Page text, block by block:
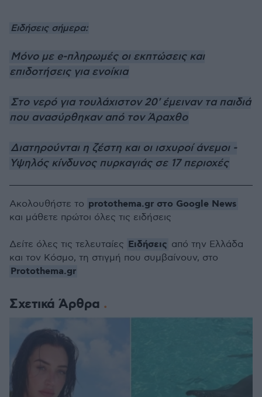
Ειδήσεις σήμερα:
Μόνο με e-πληρωμές οι εκπτώσεις και
επιδοτήσεις για ενοίκια
Στο νερό για τουλάχιστον 20' έμειναν τα παιδιά
που ανασύρθηκαν από τον Άραχθο
Διατηρούνται η ζέστη και οι ισχυροί άνεμοι -
Υψηλός κίνδυνος πυρκαγιάς σε 17 περιοχές
Σχετικά Άρθρα
Ακολουθήστε το protothema.gr στο Google News
και μάθετε πρώτοι όλες τις ειδήσεις
Δείτε όλες τις τελευταίες Ειδήσεις από την Ελλάδα
και τον Κόσμο, τη στιγμή που συμβαίνουν, στο
Protothema.gr